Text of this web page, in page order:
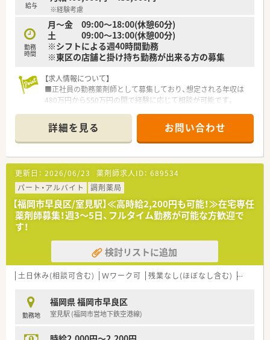
■調剤薬局事業の他にも介護事業や自社農園の運営を手掛けて
おり、食と医療の両面から地域の健康を支える取り組みをしてい
ます。
【やりがい/おすすめポイント】
■医療モール型の店舗として地域の医療連携の要となることで、
す。
■26年連続の昇給実績が示す通り、自身の努力が着実に給与に
反映されるため、高いモチベーションを維持して業務に励めま
す。
■有給休暇が入社当日から付与されるなど、社員の健康と働きや
すさを第一に考えた手厚い福利厚生の中で安心して就労可能で
す。
給与 ※経験考慮
勤務
時間
月～金 09:00～18:00(休憩60分)
土 09:00～13:00(休憩00分)
※シフトによる週40時間勤務
※東区の店舗と掛け持ち勤務が出来る方の募集
【求人情報について】
■正社員の勤務薬剤師として募集しており、想定される年収は
480万円から550万円の間で経験に応じて相談が可能です。
も整形外科門前の薬局でございます。
■産前産後休暇や育児休暇だけでなく介護休暇の取得実績もあ
るため、ライフステージが変化しても安心の職場環境です。
【募集背景と求める人物像について】
■今回は欠員補充を目的とした募集を行っており、即戦力として
現場で長く活躍してくれる正社員を求めています。
■調剤経験の長さよりも人としての本質が重視されるため、周囲
のスタッフと円滑な連携が取れる方が対象となります。
■すべての店舗で在宅医療を実施しているため、これからの時代
【想定される業務内容】
■門前のクリニックから応需する整形外科やリハビリテーショ
ン科の処方箋を、1日におよそ50枚から80枚調剤します。
スピード感を持って調剤業務をこなしていきます。
■地域に根ざした薬局として、全店で100数件の個人宅を担当し
ているため丁寧な在宅訪問の業務も担当します。
詳細を見る お問い合わせ
更新日： 2026/06/23 薬剤師求人ID： 689534
パート・アルバイト
調剤薬局
【福岡市早良区/室見駅】≪高時給2,200円も可能！≫在宅専任
薬剤師募集！週3～5日、フルタイム勤務が可能な方歓迎で
す！
検討リストに追加
土日休み(相談可含む) Ｗワーク可 残業なし(ほぼなし含む) 転勤な
勤務地
福岡県 福岡市早良区
室見駅 (福岡市営地下鉄空港線)